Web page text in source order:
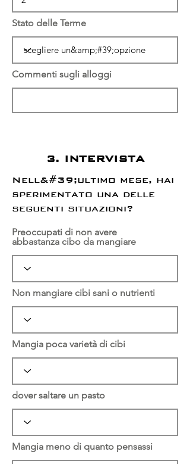
Stato delle Terme
Commenti sugli alloggi
3. INTERVISTA
Nell&#39;ultimo mese, hai
sperimentato una delle
seguenti situazioni?
Preoccupati di non avere
abbastanza cibo da mangiare
Non mangiare cibi sani o nutrienti
Mangia poca varietà di cibi
dover saltare un pasto
Mangia meno di quanto pensassi